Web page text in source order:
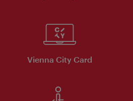
Vienna City Card